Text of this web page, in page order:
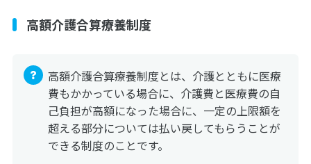
高額介護合算療養制度
高額介護合算療養制度とは、介護とともに医療
費もかかっている場合に、介護費と医療費の自
己負担が高額になった場合に、一定の上限額を
超える部分については払い戻してもらうことが
できる制度のことです。